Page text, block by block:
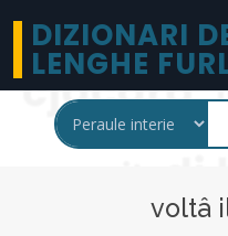
DIZIONARI
LENGHE
voltâ